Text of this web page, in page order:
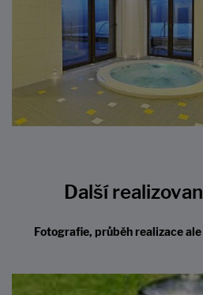
Další
Fotografie, průběh realizace